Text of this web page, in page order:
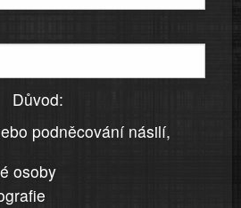
Důvod:
podněcování násilí,
osoby